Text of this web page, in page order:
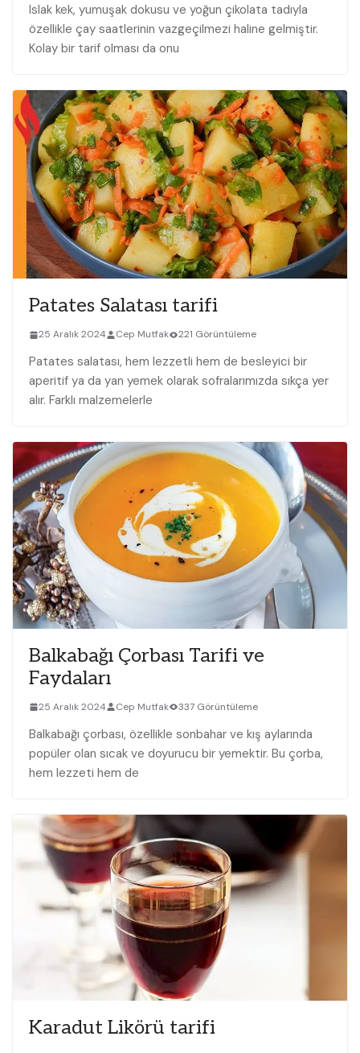
Islak ⁣kek, yumuşak dokusu ve yoğun çikolata tadıyla
özellikle çay saatlerinin vazgeçilmezi haline gelmiştir.
Kolay‍ bir tarif olması da onu
Patates Salatası tarifi
25 Aralık 2024 Cep Mutfak 221 Görüntüleme
Patates ‌salatası, hem lezzetli hem de besleyici bir
⁤aperitif ⁢ya da ‍yan yemek olarak sofralarımızda sıkça yer
alır. Farklı malzemelerle‍
Balkabağı Çorbası Tarifi ve
Faydaları
25 Aralık 2024 Cep Mutfak 337 Görüntüleme
Balkabağı çorbası, özellikle sonbahar ve kış aylarında
popüler olan ‍sıcak ve doyurucu bir‌ yemektir. ‌Bu çorba,
hem lezzeti‌ hem de
Karadut Likörü tarifi